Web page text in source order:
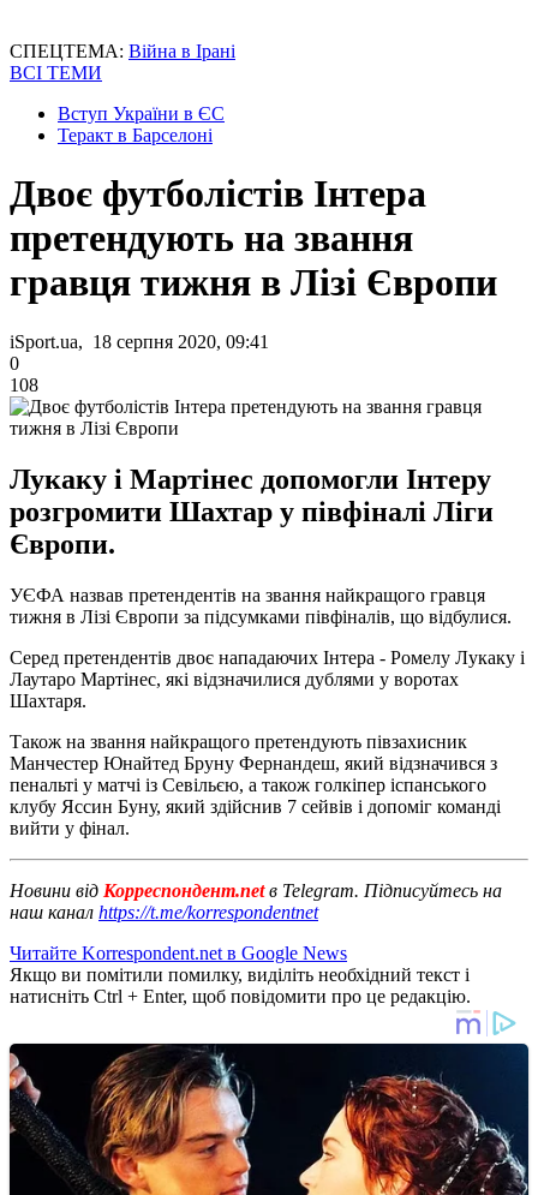
СПЕЦТЕМА: Війна в Ірані
ВСІ ТЕМИ
Вступ України в ЄС
Теракт в Барселоні
Двоє футболістів Інтера
претендують на звання
гравця тижня в Лізі Європи
iSport.ua, 18 серпня 2020, 09:41
0
108
Лукаку і Мартінес допомогли Інтеру
розгромити Шахтар у півфіналі Ліги
Європи.
УЄФА назвав претендентів на звання найкращого гравця
тижня в Лізі Європи за підсумками півфіналів, що відбулися.
Серед претендентів двоє нападаючих Інтера - Ромелу Лукаку і
Лаутаро Мартінес, які відзначилися дублями у воротах
Шахтаря.
Також на звання найкращого претендують півзахисник
Манчестер Юнайтед Бруну Фернандеш, який відзначився з
пенальті у матчі із Севільєю, а також голкіпер іспанського
клубу Яссин Буну, який здійснив 7 сейвів і допоміг команді
вийти у фінал.
Новини від Корреспондент.netв Telegram. Підписуйтесь на
наш канал https://t.me/korrespondentnet
Читайте Korrespondent.net в Google News
Якщо ви помітили помилку, виділіть необхідний текст і
натисніть Ctrl + Enter, щоб повідомити про це редакцію.